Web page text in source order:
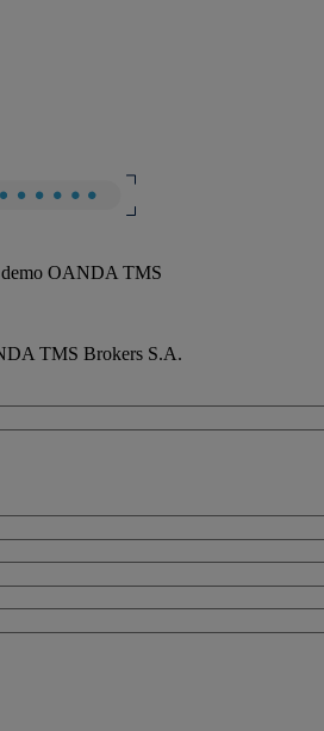
demo OANDA TMS
TMS Brokers S.A.